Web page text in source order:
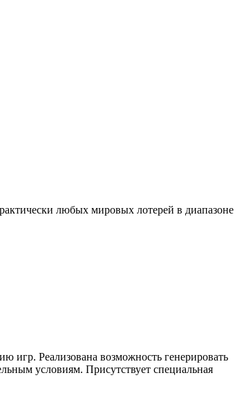
любых мировых лотерей в диапазоне
игр. Реализована возможность генерировать
условиям. Присутствует специальная